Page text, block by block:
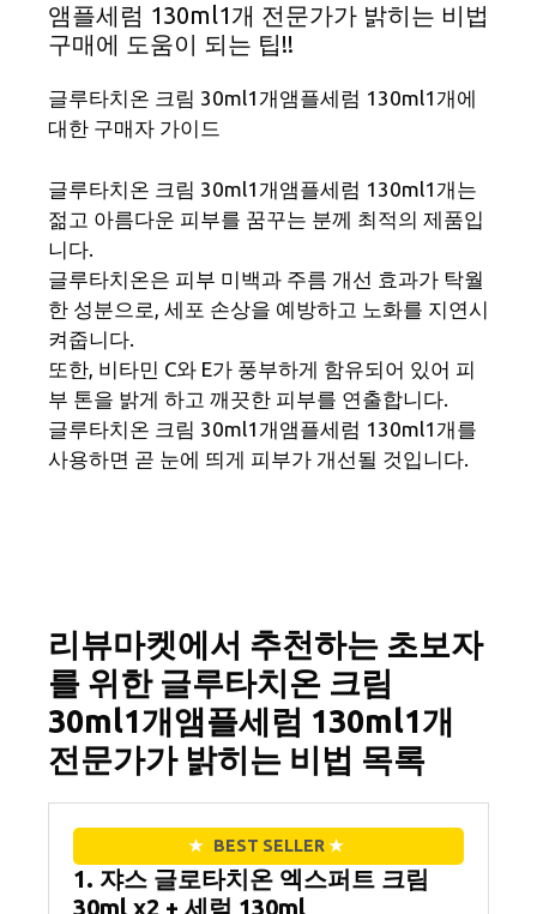
앰플세럼 130ml1개 전문가가 밝히는 비법
구매에 도움이 되는 팁!!
글루타치온 크림 30ml1개앰플세럼 130ml1개에
대한 구매자 가이드
글루타치온 크림 30ml1개앰플세럼 130ml1개는
젊고 아름다운 피부를 꿈꾸는 분께 최적의 제품입
니다.
글루타치온은 피부 미백과 주름 개선 효과가 탁월
한 성분으로, 세포 손상을 예방하고 노화를 지연시
켜줍니다.
또한, 비타민 C와 E가 풍부하게 함유되어 있어 피
부 톤을 밝게 하고 깨끗한 피부를 연출합니다.
글루타치온 크림 30ml1개앰플세럼 130ml1개를
사용하면 곧 눈에 띄게 피부가 개선될 것입니다.
리뷰마켓에서 추천하는 초보자
를 위한 글루타치온 크림
30ml1개앰플세럼 130ml1개
전문가가 밝히는 비법 목록
★ BEST SELLER ★
1. 쟈스 글로타치온 엑스퍼트 크림
30ml x2 + 세럼 130ml